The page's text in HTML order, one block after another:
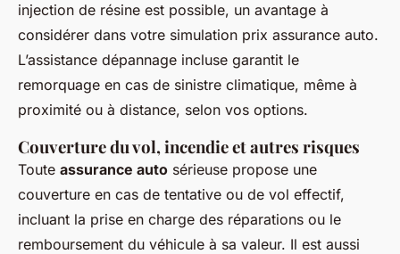
injection de résine est possible, un avantage à
considérer dans votre simulation prix assurance auto.
L’assistance dépannage incluse garantit le
remorquage en cas de sinistre climatique, même à
proximité ou à distance, selon vos options.
Couverture du vol, incendie et autres risques
Toute assurance auto sérieuse propose une
couverture en cas de tentative ou de vol effectif,
incluant la prise en charge des réparations ou le
remboursement du véhicule à sa valeur. Il est aussi